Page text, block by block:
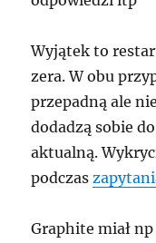
Wyjątek to
zera. W obu
przepadną ale
dodadzą sobie
aktualną.
podczas
Graphite miał np